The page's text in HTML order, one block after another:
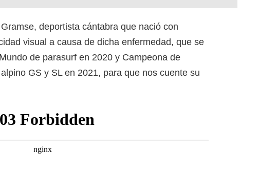
deportista cántabra que nació con
visual a causa de dicha enfermedad, que se
de parasurf en 2020 y Campeona de
GS y SL en 2021, para que nos cuente su